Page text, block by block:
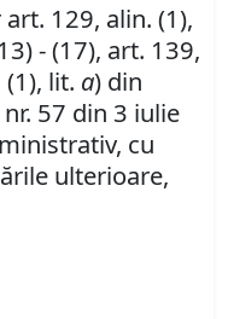
129, alin. (1),
- (17), art. 139,
lit. a) din
57 din 3 iulie
cu
ulterioare,